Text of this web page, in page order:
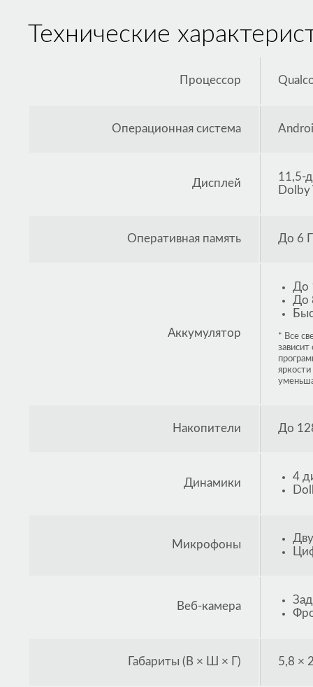
Процессор
Операционная система
Дисплей
11,5-
Dolby
Оперативная память До 6
Аккумулятор
До
До
* Все
Накопители До
Динамики
4
Микрофоны
Веб-камера
Габариты (В × Ш × Г) 5,8 ×